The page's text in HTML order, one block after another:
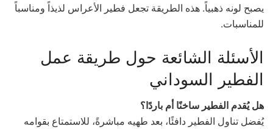
يصبح لونه ذهبياً. هذه الطريقة تجعل فطير الأعراس لذيذاً ومناسباً
للمناسبات.
الأسئلة الشائعة حول طريقة عمل
الفطير السوداني
هل يُقدم الفطير ساخنًا أم باردًا؟
يُفضل تناول الفطير دافئًا، بعد طهيه مباشرةً، للاستمتاع بقوامه